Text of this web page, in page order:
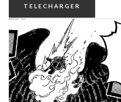
TELECHARGER